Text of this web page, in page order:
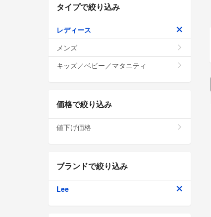
タイプで絞り込み
レディース
メンズ
キッズ／ベビー／マタニティ
価格で絞り込み
値下げ価格
ブランドで絞り込み
Lee